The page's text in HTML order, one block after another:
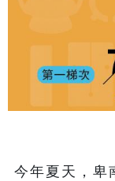
今年夏天，卑